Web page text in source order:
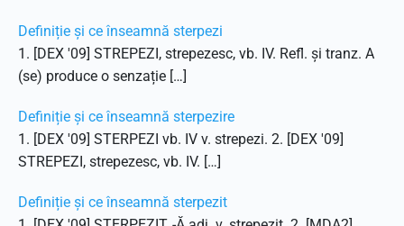
Definiție și ce înseamnă sterpezi
1. [DEX '09] STREPEZI, strepezesc, vb. IV. Refl. și tranz. A
(se) produce o senzație […]
Definiție și ce înseamnă sterpezire
1. [DEX '09] STERPEZI vb. IV v. strepezi. 2. [DEX '09]
STREPEZI, strepezesc, vb. IV. […]
Definiție și ce înseamnă sterpezit